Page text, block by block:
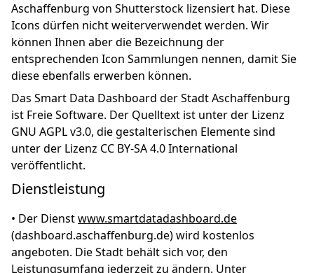
Aschaffenburg von Shutterstock lizensiert hat. Diese
Icons dürfen nicht weiterverwendet werden. Wir
können Ihnen aber die Bezeichnung der
entsprechenden Icon Sammlungen nennen, damit Sie
diese ebenfalls erwerben können.
Das Smart Data Dashboard der Stadt Aschaffenburg
ist Freie Software. Der Quelltext ist unter der Lizenz
GNU AGPL v3.0, die gestalterischen Elemente sind
unter der Lizenz CC BY-SA 4.0 International
veröffentlicht.
Dienstleistung
• Der Dienstwww.smartdatadashboard.de
(dashboard.aschaffenburg.de) wird kostenlos
angeboten. Die Stadt behält sich vor, den
Leistungsumfang jederzeit zu ändern. Unter